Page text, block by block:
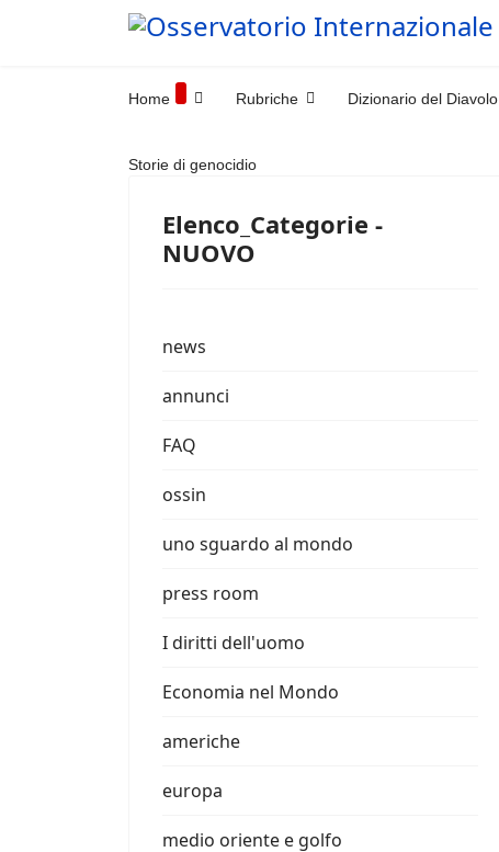
Home Rubriche Dizionario del Diavolo
Storie di genocidio
Elenco_Categorie -
NUOVO
news
annunci
FAQ
ossin
uno sguardo al mondo
press room
I diritti dell'uomo
Economia nel Mondo
americhe
europa
medio oriente e golfo